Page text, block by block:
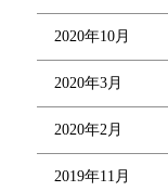
2020年10月
2020年3月
2020年2月
2019年11月